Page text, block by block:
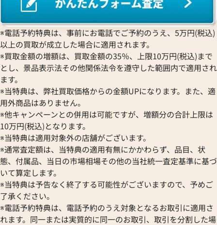
ィノ クロノ IW391006
格
日時点の参考買取価格です
IWC ポートフィノ IW391010
422,000円
※2026年1月9日時点の参考買
※電話予約特典は、事前にお電話でご予約のうえ、5万円(税込)
以上の買取が成立した場合に適用されます。
※買取金額の増額は、買取金額の35％、上限10万円(税込)まで
とし、景品表示法その他関係法令を遵守した範囲内で適用され
ます。
※当特典は、弊社買取価格からの金額UPになります。また、適
用外商品はありません。
※他キャンペーンとの併用は可能ですが、増額分の合計上限は
10万円(税込)となります。
※当特典は適用対象外の店舗がございます。
※通常査定額は、当特典の適用有無にかかわらず、品目、状
態、付属品、当日の市場相場その他の当社統一査定基準に基づ
いて算定します。
※当特典は予告なく終了する可能性がございますので、予めご
了承ください。
※電話予約特典は、電話予約のうえ対象となるお取引に適用さ
れます。同一または実質的に同一のお取引、取引を分割した場